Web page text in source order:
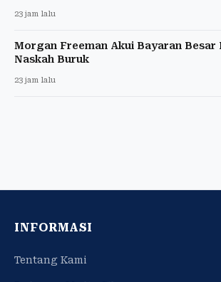
23 jam lalu
Morgan Freeman Akui Bayaran Besar
Naskah Buruk
23 jam lalu
INFORMASI
Tentang Kami